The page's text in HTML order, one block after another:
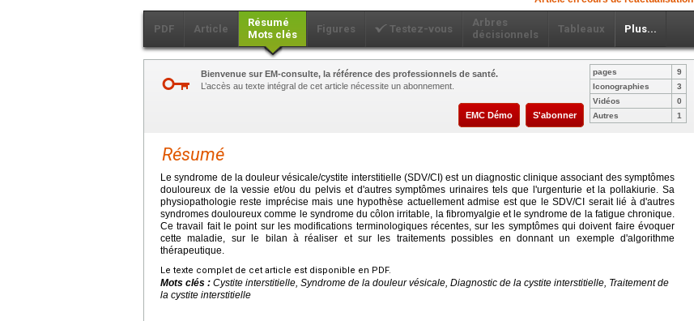
PDF Article
Résumé
Mots clés
Figures Testez-vous
Arbres
décisionnels
Tableaux Plus...
Bienvenue sur EM-consulte, la référence des professionnels de santé.
L’accès au texte intégral de cet article nécessite un abonnement.
EMC Démo S'abonner
pages
9
Iconographies
3
Vidéos
0
Autres
1
Résumé
Le syndrome de la douleur vésicale/cystite interstitielle (SDV/CI) est un diagnostic clinique associant des symptômes
douloureux de la vessie et/ou du pelvis et d'autres symptômes urinaires tels que l'urgenturie et la pollakiurie. Sa
physiopathologie reste imprécise mais une hypothèse actuellement admise est que le SDV/CI serait lié à d'autres
syndromes douloureux comme le syndrome du côlon irritable, la fibromyalgie et le syndrome de la fatigue chronique.
Ce travail fait le point sur les modifications terminologiques récentes, sur les symptômes qui doivent faire évoquer
cette maladie, sur le bilan à réaliser et sur les traitements possibles en donnant un exemple d'algorithme
thérapeutique.
Le texte complet de cet article est disponible en PDF.
Mots clés : Cystite interstitielle, Syndrome de la douleur vésicale, Diagnostic de la cystite interstitielle, Traitement de
la cystite interstitielle